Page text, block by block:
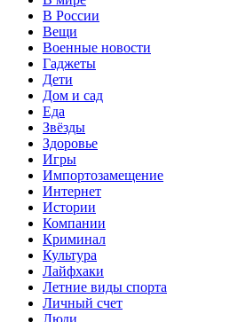
В России
Вещи
Военные новости
Гаджеты
Дети
Дом и сад
Еда
Звёзды
Здоровье
Игры
Импортозамещение
Интернет
Истории
Компании
Криминал
Культура
Лайфхаки
Летние виды спорта
Личный счет
Люди